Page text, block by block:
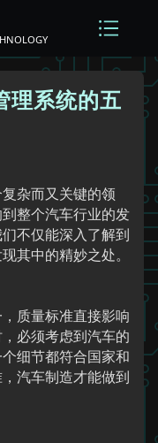
理系统的五
杂而又关键的领
整个汽车行业的发
不仅能深入了解到
其中的精妙之处。
质量标准直接影响
必须考虑到汽车的
细节都符合国家和
汽车制造才能做到